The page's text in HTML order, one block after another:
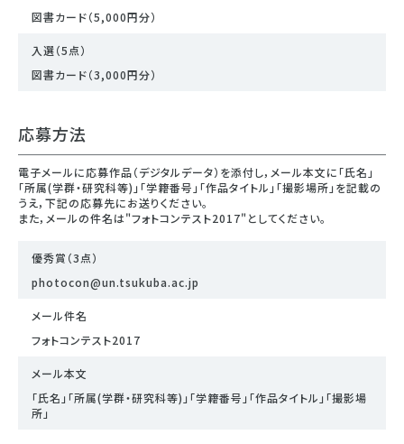
図書カード（5,000円分）
入選（5点）
図書カード（3,000円分）
応募方法
電子メールに応募作品（デジタルデータ）を添付し，メール本文に「氏名」
「所属(学群・研究科等)」「学籍番号」「作品タイトル」「撮影場所」を記載の
うえ，下記の応募先にお送りください。
また，メールの件名は"フォトコンテスト2017"としてください。
優秀賞（3点）
photocon@un.tsukuba.ac.jp
メール件名
フォトコンテスト2017
メール本文
「氏名」「所属(学群・研究科等)」「学籍番号」「作品タイトル」「撮影場
所」